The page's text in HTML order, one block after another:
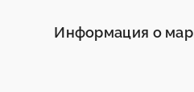
Информация о